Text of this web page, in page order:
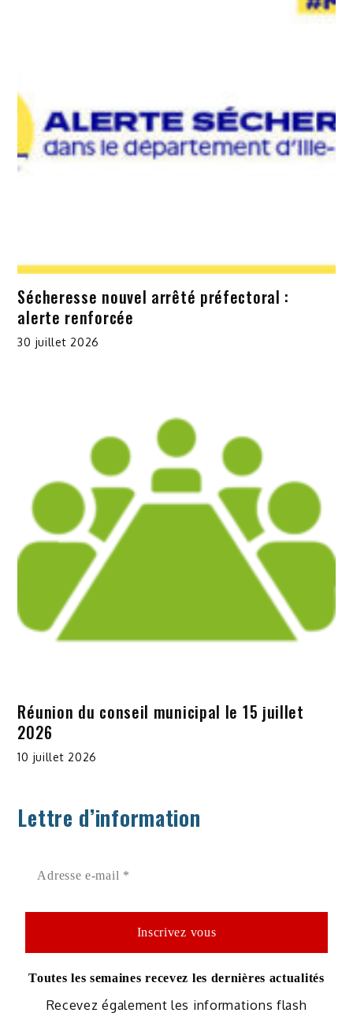
Sécheresse nouvel arrêté préfectoral :
alerte renforcée
30 juillet 2026
Réunion du conseil municipal le 15 juillet
2026
10 juillet 2026
Lettre d’information
Toutes les semaines recevez les dernières actualités
Recevez également les informations flash